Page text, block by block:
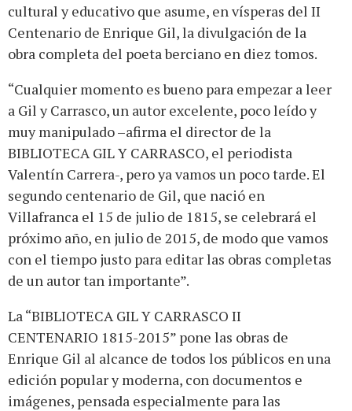
cultural y educativo que asume, en vísperas del II
Centenario de Enrique Gil, la divulgación de la
obra completa del poeta berciano en diez tomos.
“Cualquier momento es bueno para empezar a leer
a Gil y Carrasco, un autor excelente, poco leído y
muy manipulado –afirma el director de la
BIBLIOTECA GIL Y CARRASCO, el periodista
Valentín Carrera-, pero ya vamos un poco tarde. El
segundo centenario de Gil, que nació en
Villafranca el 15 de julio de 1815, se celebrará el
próximo año, en julio de 2015, de modo que vamos
con el tiempo justo para editar las obras completas
de un autor tan importante”.
La “BIBLIOTECA GIL Y CARRASCO II
CENTENARIO 1815-2015” pone las obras de
Enrique Gil al alcance de todos los públicos en una
edición popular y moderna, con documentos e
imágenes, pensada especialmente para las